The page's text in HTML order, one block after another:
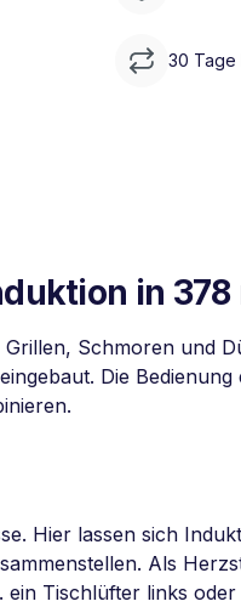
30 Tage
in 378
Schmoren und
Die
Hier lassen sich
Als
Tischlüfter links